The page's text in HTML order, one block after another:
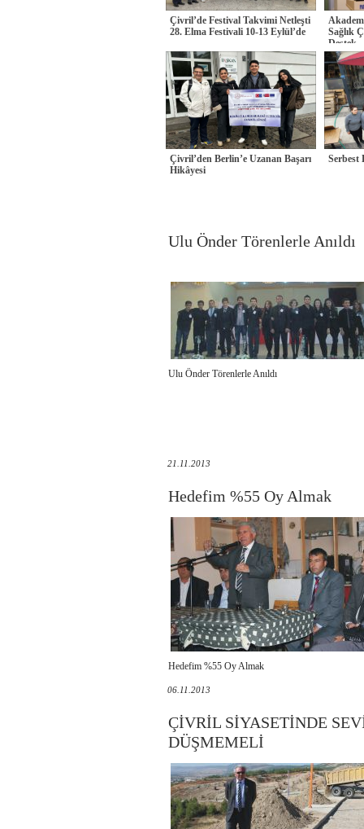
Çivril’de Festival Takvimi Netleşti
28. Elma Festivali 10-13 Eylül’de
Sağlık
Destek
Çivril’den Berlin’e Uzanan Başarı
Hikâyesi
Serbest
Ulu Önder Törenlerle Anıldı
Ulu Önder Törenlerle Anıldı
21.11.2013
Hedefim %55 Oy Almak
Hedefim %55 Oy Almak
06.11.2013
ÇİVRİL SİYASETİNDE
DÜŞMEMELİ